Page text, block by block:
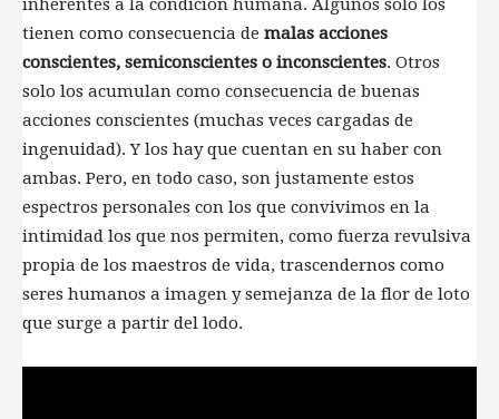
inherentes a la condición humana. Algunos solo los
tienen como consecuencia de malas acciones
conscientes, semiconscientes o inconscientes. Otros
solo los acumulan como consecuencia de buenas
acciones conscientes (muchas veces cargadas de
ingenuidad). Y los hay que cuentan en su haber con
ambas. Pero, en todo caso, son justamente estos
espectros personales con los que convivimos en la
intimidad los que nos permiten, como fuerza revulsiva
propia de los maestros de vida, trascendernos como
seres humanos a imagen y semejanza de la flor de loto
que surge a partir del lodo.